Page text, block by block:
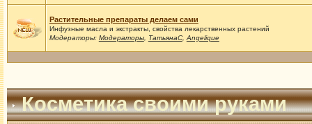
Растительные препараты делаем сами
Инфузные масла и экстракты, свойства лекарственных растений
Модераторы: Модераторы, ТатьянаС, Angelique
Косметика своими руками